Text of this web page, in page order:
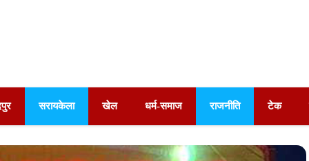
सरायकेला खेल धर्म-समाज राजनीति टेक